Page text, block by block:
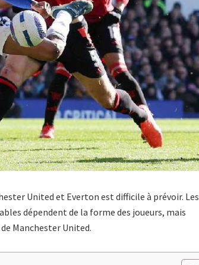
United et Everton est difficile à prévoir. Les
dépendent de la forme des joueurs, mais
Manchester United.